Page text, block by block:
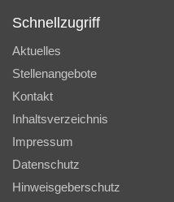
Schnellzugriff
Aktuelles
Stellenangebote
Kontakt
Inhaltsverzeichnis
Impressum
Datenschutz
Hinweisgeberschutz